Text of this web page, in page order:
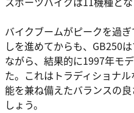
バイクブームがピークを過
しを進めてからも、GB250
ながら、結果的に1997年モ
た。これはトラディショナ
能を兼ね備えたバランスの
しょう。